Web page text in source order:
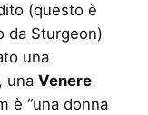
(questo è
da Sturgeon)
una
una Venere
è “una donna